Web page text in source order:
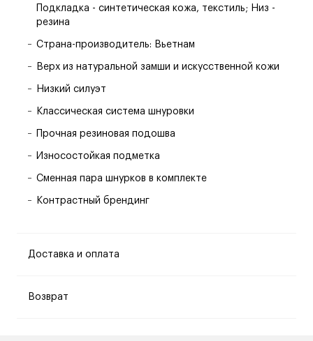
Подкладка - синтетическая кожа, текстиль; Низ -
резина
Страна-производитель: Вьетнам
Верх из натуральной замши и искусственной кожи
Низкий силуэт
Классическая система шнуровки
Прочная резиновая подошва
Износостойкая подметка
Сменная пара шнурков в комплекте
Контрастный брендинг
Доставка и оплата
Возврат